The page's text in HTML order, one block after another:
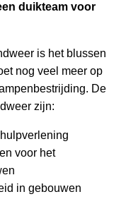
duikteam voor
is het blussen
nog veel meer op
De
zijn:
voor het
in gebouwen